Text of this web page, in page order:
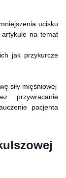
ucisku
artykule na temat
jak przykurcze
siły mięśniowej
przywracanie
pacjenta